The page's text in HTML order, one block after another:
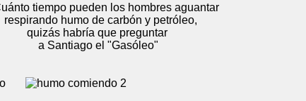
los hombres aguantar
carbón y petróleo,
preguntar
"Gasóleo"